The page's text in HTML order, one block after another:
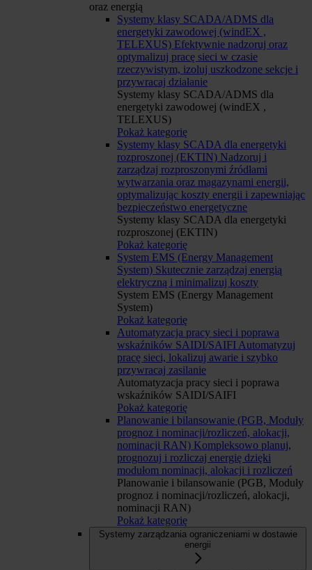
oraz energią
Systemy klasy SCADA/ADMS dla
energetyki zawodowej (windEX ,
TELEXUS) Efektywnie nadzoruj oraz
optymalizuj pracę sieci w czasie
rzeczywistym, izoluj uszkodzone sekcje i
przywracaj działanie
Systemy klasy SCADA/ADMS dla
energetyki zawodowej (windEX ,
TELEXUS)
Pokaż kategorię
Systemy klasy SCADA dla energetyki
rozproszonej (EKTIN) Nadzoruj i
zarządzaj rozproszonymi źródłami
wytwarzania oraz magazynami energii,
optymalizując koszty energii i zapewniając
bezpieczeństwo energetyczne
Systemy klasy SCADA dla energetyki
rozproszonej (EKTIN)
Pokaż kategorię
System EMS (Energy Management
System) Skutecznie zarządzaj energią
elektryczną i minimalizuj koszty
System EMS (Energy Management
System)
Pokaż kategorię
Automatyzacja pracy sieci i poprawa
wskaźników SAIDI/SAIFI Automatyzuj
pracę sieci, lokalizuj awarie i szybko
przywracaj zasilanie
Automatyzacja pracy sieci i poprawa
wskaźników SAIDI/SAIFI
Pokaż kategorię
Planowanie i bilansowanie (PGB, Moduły
prognoz i nominacji/rozliczeń, alokacji,
nominacji RAN) Kompleksowo planuj,
prognozuj i rozliczaj energię dzięki
modułom nominacji, alokacji i rozliczeń
Planowanie i bilansowanie (PGB, Moduły
prognoz i nominacji/rozliczeń, alokacji,
nominacji RAN)
Pokaż kategorię
Systemy zarządzania ograniczeniami w dostawie
energii